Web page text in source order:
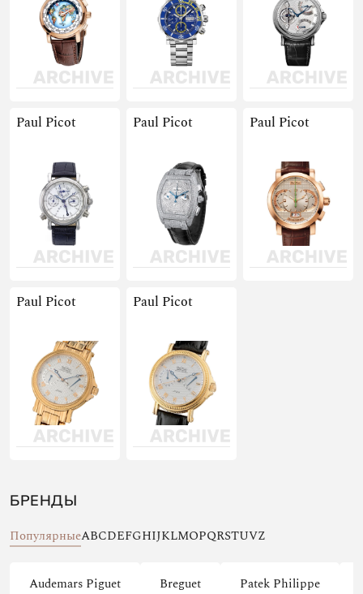
Paul Picot Paul Picot Paul Picot
Paul Picot Paul Picot
БРЕНДЫ
ПопулярныеABCDEFGHIJKLMOPQRSTUVZ
Audemars Piguet Breguet Patek Philippe